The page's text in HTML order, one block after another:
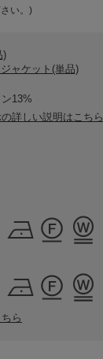
い。)
)
ャケット(単品)
13%
詳しい説明はこちら
ら